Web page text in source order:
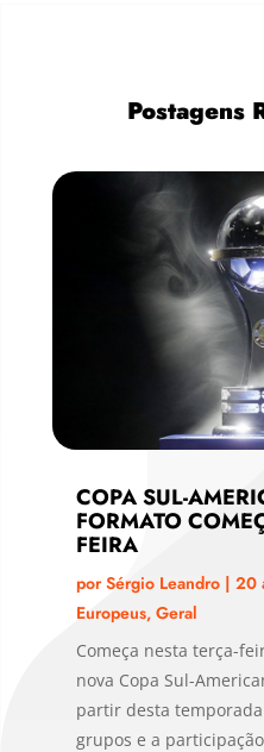
Postagens
COPA SUL-
FORMATO
FEIRA
porSérgio Leandro| 20
Europeus, Geral
Começa nesta terça-
nova Copa Sul-
partir desta
grupos e a